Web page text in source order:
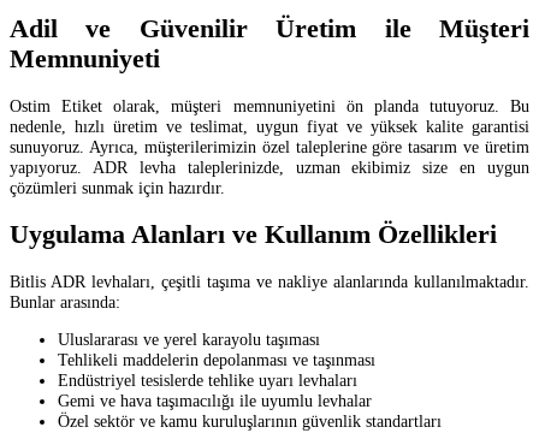
Adil ve Güvenilir Üretim ile Müşteri
Memnuniyeti
Ostim Etiket olarak, müşteri memnuniyetini ön planda tutuyoruz. Bu
nedenle, hızlı üretim ve teslimat, uygun fiyat ve yüksek kalite garantisi
sunuyoruz. Ayrıca, müşterilerimizin özel taleplerine göre tasarım ve üretim
yapıyoruz. ADR levha taleplerinizde, uzman ekibimiz size en uygun
çözümleri sunmak için hazırdır.
Uygulama Alanları ve Kullanım Özellikleri
Bitlis ADR levhaları, çeşitli taşıma ve nakliye alanlarında kullanılmaktadır.
Bunlar arasında:
Uluslararası ve yerel karayolu taşıması
Tehlikeli maddelerin depolanması ve taşınması
Endüstriyel tesislerde tehlike uyarı levhaları
Gemi ve hava taşımacılığı ile uyumlu levhalar
Özel sektör ve kamu kuruluşlarının güvenlik standartları